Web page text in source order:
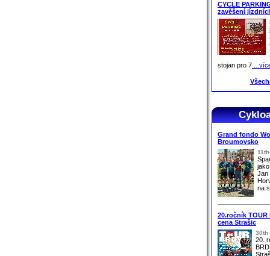
CYCLE
zavěšení
stojan pro 7
Grand fondo
Broumovsko
Jan
na
20.ročník TOUR
cena Strašic
30th
20.